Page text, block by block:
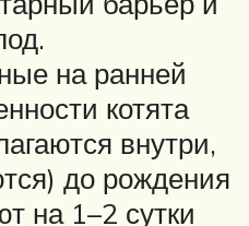
на ранней
котята
внутри,
до рождения
на 1–2 сутки